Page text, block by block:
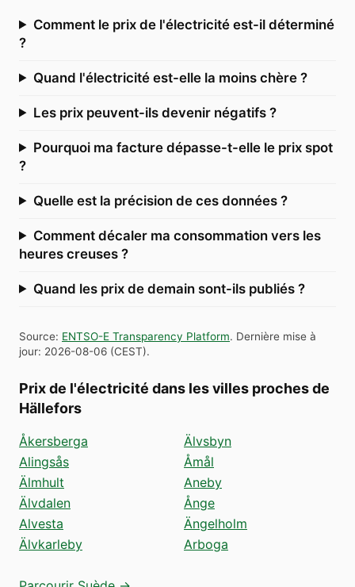
Comment le prix de l'électricité est-il déterminé
?
Quand l'électricité est-elle la moins chère ?
Les prix peuvent-ils devenir négatifs ?
Pourquoi ma facture dépasse-t-elle le prix spot
?
Quelle est la précision de ces données ?
Comment décaler ma consommation vers les
heures creuses ?
Quand les prix de demain sont-ils publiés ?
Source: ENTSO-E Transparency Platform. Dernière mise à
jour: 2026-08-06 (CEST).
Prix de l'électricité dans les villes proches de
Hällefors
Åkersberga
Alingsås
Älmhult
Älvdalen
Alvesta
Älvkarleby
Älvsbyn
Åmål
Aneby
Ånge
Ängelholm
Arboga